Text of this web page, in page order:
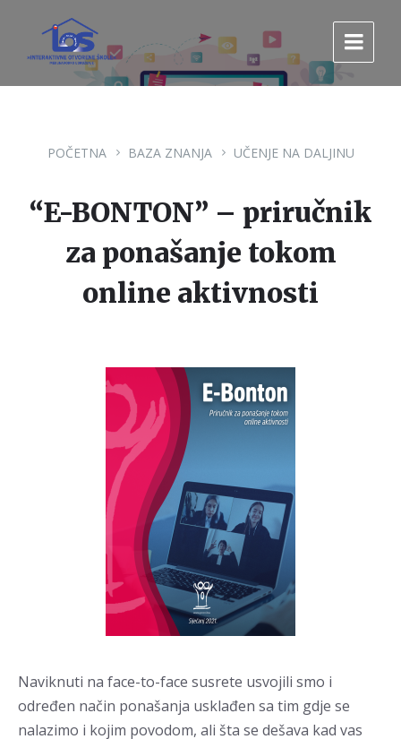
sadržaj
glavnu
navigaciju.
POČETNA BAZA ZNANJA UČENJE NA DALJINU
“E-BONTON” – priručnik
za ponašanje tokom
online aktivnosti
Naviknuti na face-to-face susrete usvojili smo i
određen način ponašanja usklađen sa tim gdje se
nalazimo i kojim povodom, ali šta se dešava kad vas